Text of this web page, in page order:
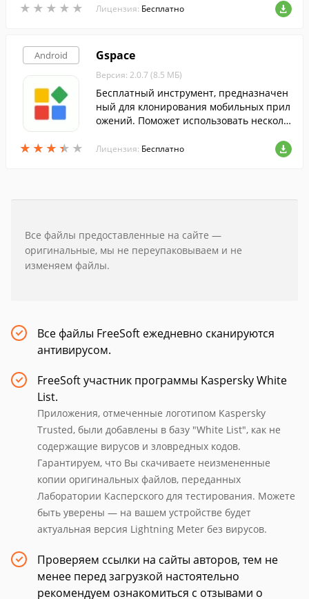
★ ★ ★ ★ ★
★ ★ ★ ★ ★ Лицензия: Бесплатно
Android
★ ★ ★ ★ ★
★ ★ ★ ★ ★
Gspace
Версия: 2.0.7 (8.5 МБ)
Бесплатный инструмент, предназначен
ный для клонирования мобильных прил
ожений. Поможет использовать несколь
е, одновременно.
Лицензия: Бесплатно
Все файлы предоставленные на сайте —
оригинальные, мы не переупаковываем и не
изменяем файлы.
Все файлы FreeSoft ежедневно сканируются
антивирусом.
FreeSoft участник программы Kaspersky White
List.
Приложения, отмеченные логотипом Kaspersky
Trusted, были добавлены в базу "White List", как не
содержащие вирусов и зловредных кодов.
Гарантируем, что Вы скачиваете неизмененные
копии оригинальных файлов, переданных
Лаборатории Касперского для тестирования. Можете
быть уверены — на вашем устройстве будет
актуальная версия Lightning Meter без вирусов.
Проверяем ссылки на сайты авторов, тем не
менее перед загрузкой настоятельно
рекомендуем ознакомиться с отзывами о